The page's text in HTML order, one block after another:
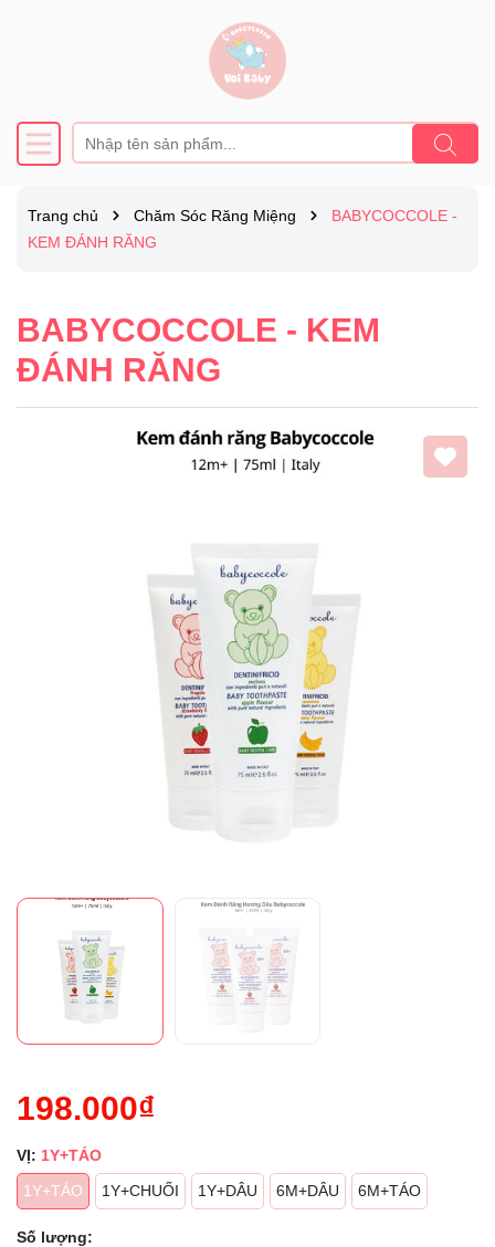
Trang chủ Chăm Sóc Răng Miệng
BABYCOCCOLE -
KEM ĐÁNH RĂNG
BABYCOCCOLE - KEM
ĐÁNH RĂNG
198.000₫
VỊ: 1Y+TÁO
1Y+TÁO
1Y+CHUỐI 1Y+DÂU 6M+DÂU 6M+TÁO
Số lượng:
Mã giảm giá:
Ngày hết hạn:
Điều kiện: